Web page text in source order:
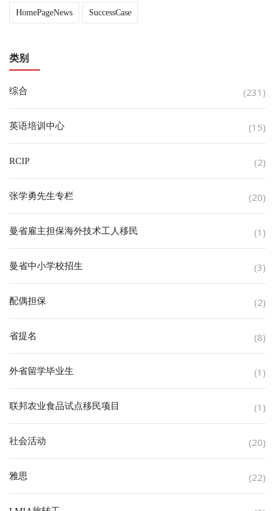
HomePageNews SuccessCase
类别
综合 (231)
英语培训中心 (15)
RCIP (2)
张学勇先生专栏 (20)
曼省雇主担保海外技术工人移民 (1)
曼省中小学校招生 (3)
配偶担保 (2)
省提名 (8)
外省留学毕业生 (1)
联邦农业食品试点移民项目 (1)
社会活动 (20)
雅思 (22)